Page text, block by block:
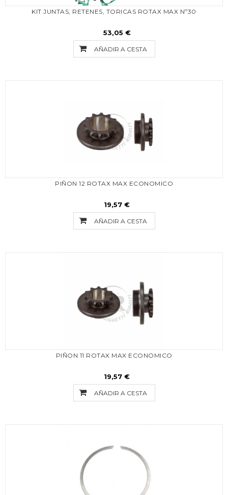
KIT JUNTAS, RETENES, TORICAS ROTAX MAX Nº30
53,05 €
AÑADIR A CESTA
PIÑON 12 ROTAX MAX ECONOMICO
19,57 €
AÑADIR A CESTA
PIÑON 11 ROTAX MAX ECONOMICO
19,57 €
AÑADIR A CESTA